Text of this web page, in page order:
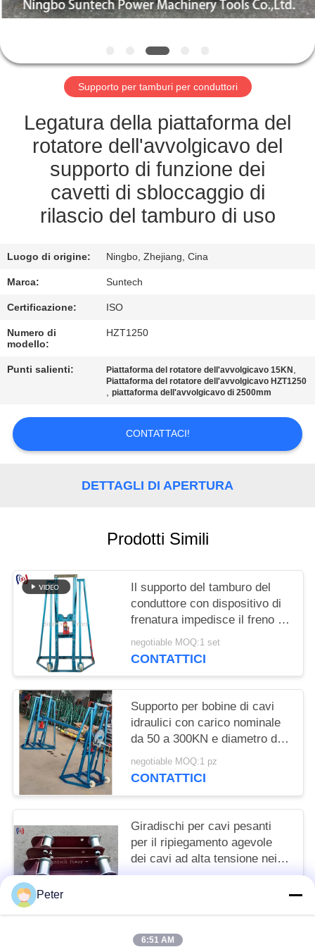
DELLA
QUALITÀ
NOTIZIE
CHIEDI UN
PREVENTIVO
DEL
SITO
SULLA
PRIVACY
Supporto per tamburi per conduttori
Legatura della piattaforma del
rotatore dell'avvolgicavo del
supporto di funzione dei
cavetti di sbloccaggio di
rilascio del tamburo di uso
Luogo di origine: Ningbo, Zhejiang, Cina
Marca: Suntech
Certificazione: ISO
Numero di
modello:
HZT1250
Punti salienti: Piattaforma del rotatore dell'avvolgicavo 15KN ,
Piattaforma del rotatore dell'avvolgicavo HZT1250
,piattaforma dell'avvolgicavo di 2500mm
CONTATTACI!
DETTAGLI DI APERTURA
Prodotti Simili
Il supporto del tamburo del
conduttore con dispositivo di
frenatura impedisce il freno da
urto e da attrito
negotiable MOQ:1 set
CONTATTICI
Supporto per bobine di cavi
idraulici con carico nominale
da 50 a 300KN e diametro da
2400 a 5000 mm per una
gestione sicura dei cavi
negotiable MOQ:1 pz
CONTATTICI
Giradischi per cavi pesanti
per il ripiegamento agevole
dei cavi ad alta tensione nei
progetti di installazione
Peter
6:51 AM